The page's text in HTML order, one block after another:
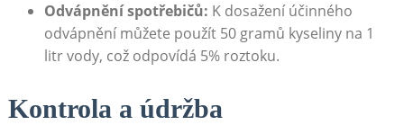
Odvápnění spotřebičů: K dosažení účinného
odvápnění⁣ můžete použít 50 gramů kyseliny na 1
litr vody, což odpovídá 5% ⁢roztoku.
Kontrola a údržba